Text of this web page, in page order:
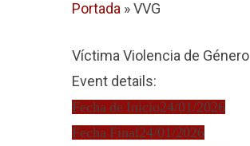
Portada »VVG
Víctima Violencia de Género
Event details:
Fecha de Inicio24/01/2026
Fecha Final24/01/2026